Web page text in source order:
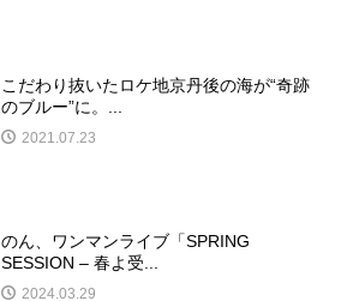
こだわり抜いたロケ地京丹後の海が“奇跡
のブルー”に。...
2021.07.23
のん、ワンマンライブ「SPRING
SESSION – 春よ受...
2024.03.29